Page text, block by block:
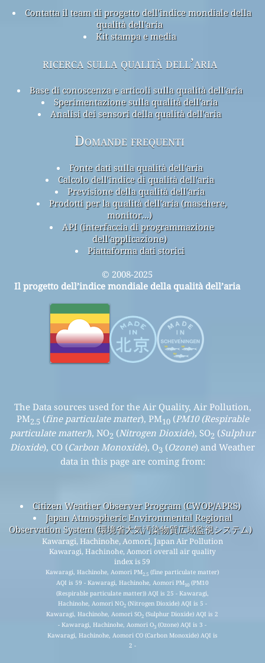
Contatta il team di progetto dell'indice mondiale della
qualità dell'aria
Kit stampa e media
ricerca sulla qualità dell’aria
Base di conoscenza e articoli sulla qualità dell'aria
Sperimentazione sulla qualità dell'aria
Analisi dei sensori della qualità dell'aria
Domande frequenti
Fonte dati sulla qualità dell'aria
Calcolo dell'indice di qualità dell'aria
Previsione della qualità dell'aria
Prodotti per la qualità dell'aria (maschere,
monitor...)
API (interfaccia di programmazione
dell'applicazione)
Piattaforma dati storici
© 2008-2025
Il progetto dell’indice mondiale della qualità dell’aria
The Data sources used for the Air Quality, Air Pollution,
PM2.5 (fine particulate matter), PM10(PM10 (Respirable
particulate matter)), NO2 (Nitrogen Dioxide), SO2 (Sulphur
Dioxide), CO (Carbon Monoxide), O3 (Ozone) and Weather
data in this page are coming from:
Citizen Weather Observer Program (CWOP/APRS)
Japan Atmospheric Environmental Regional
Observation System (環境省大気汚染物質広域監視システム)
Kawaragi, Hachinohe, Aomori, Japan Air Pollution
Kawaragi, Hachinohe, Aomori overall air quality
index is 59
Kawaragi, Hachinohe, Aomori PM2.5 (fine particulate matter)
AQI is 59 - Kawaragi, Hachinohe, Aomori PM10(PM10
(Respirable particulate matter)) AQI is 25 - Kawaragi,
Hachinohe, Aomori NO2(Nitrogen Dioxide) AQI is 5 -
Kawaragi, Hachinohe, Aomori SO2 (Sulphur Dioxide) AQI is 2
- Kawaragi, Hachinohe, Aomori O3 (Ozone) AQI is 3 -
Kawaragi, Hachinohe, Aomori CO (Carbon Monoxide) AQI is
2 -